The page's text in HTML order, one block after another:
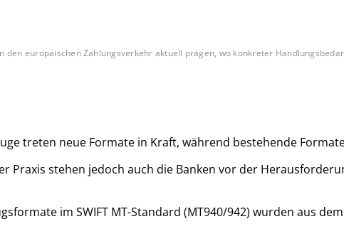
den europäischen Zahlungsverkehr aktuell prägen, wo konkreter
treten neue Formate in Kraft, während bestehende
stehen jedoch auch die Banken vor der
im SWIFT MT-Standard (MT940/942) wurden aus